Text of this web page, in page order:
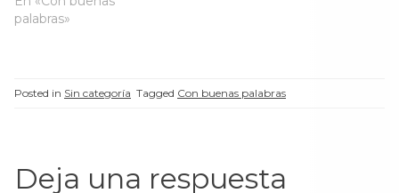
a
)
por todo aquello que
palabras»
Posted in Sin categoría Tagged Con buenas palabras
Deja una respuesta